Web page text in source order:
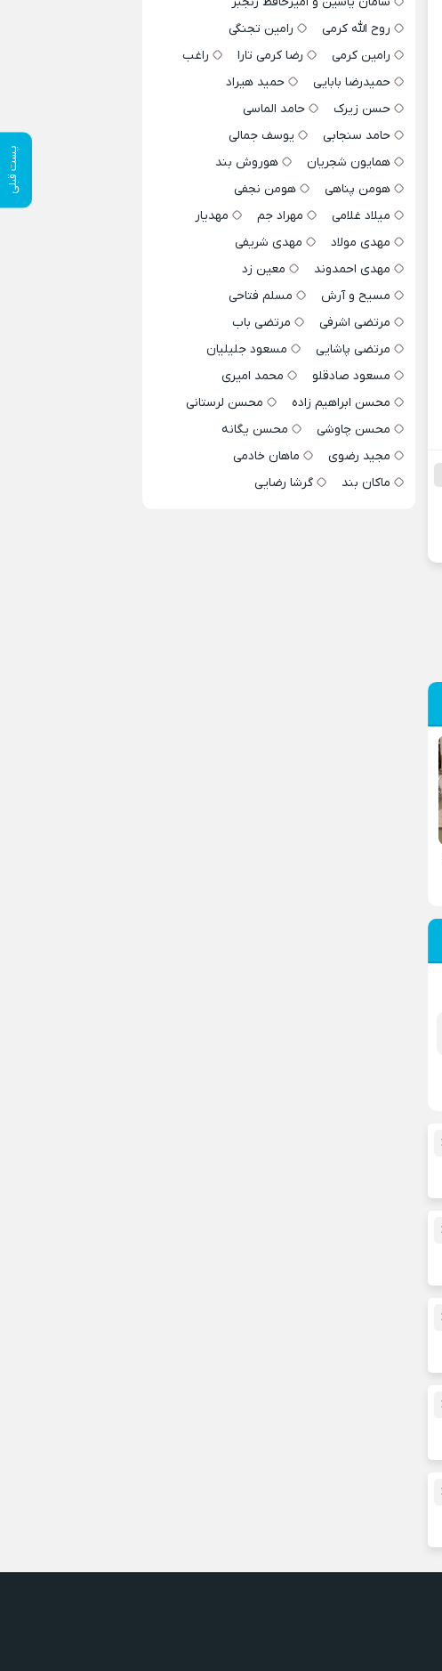
پست قبلی
روح الله کرمی
رامین تجنگی
رامین کرمی
رضا کرمی تارا
راغب
حمیدرضا بابایی
حمید هیراد
حسن زیرک
حامد الماسی
حامد سنجابی
یوسف جمالی
همایون شجریان
هوروش بند
هومن پناهی
هومن نجفی
میلاد غلامی
مهراد جم
مهدیار
مهدی مولاد
مهدی شریفی
مهدی احمدوند
معین زد
مسیح و آرش
مسلم فتاحی
مرتضی اشرفی
مرتضی باب
مرتضی پاشایی
مسعود جلیلیان
مسعود صادقلو
محمد امیری
محسن ابراهیم زاده
محسن لرستانی
محسن چاوشی
محسن یگانه
مجید رضوی
ماهان خادمی
ماکان بند
گرشا رضایی